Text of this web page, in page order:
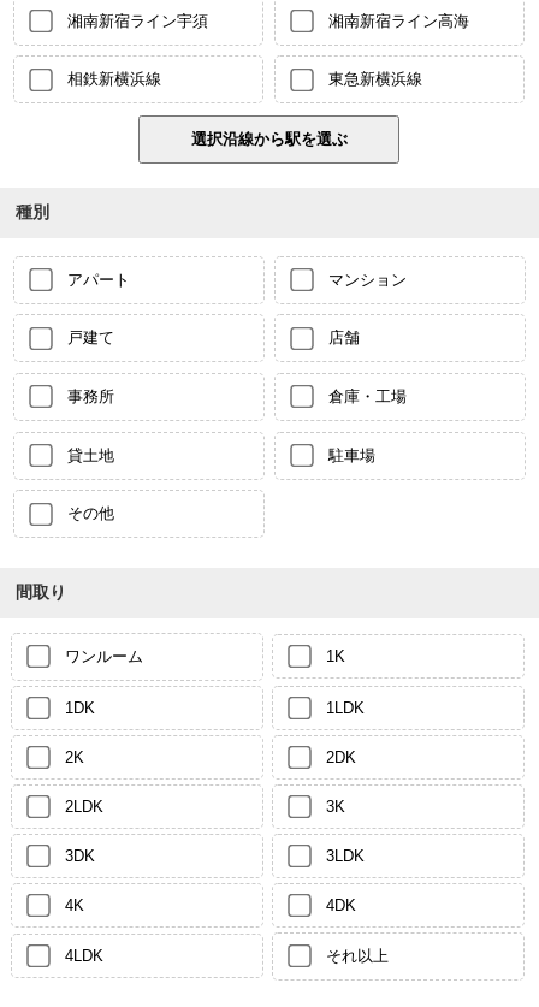
湘南新宿ライン宇須 湘南新宿ライン高海
相鉄新横浜線 東急新横浜線
種別
アパート マンション
戸建て 店舗
事務所 倉庫・工場
貸土地 駐車場
その他
間取り
ワンルーム 1K
1DK 1LDK
2K 2DK
2LDK 3K
3DK 3LDK
4K 4DK
4LDK それ以上